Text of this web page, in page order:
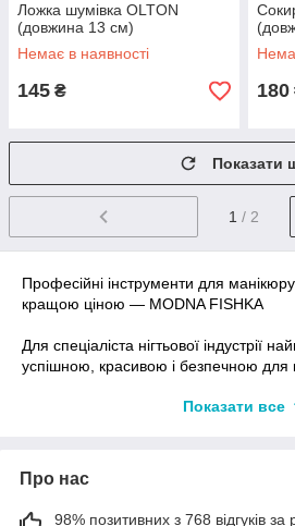
Ложка шумівка OLTON
(довжина 13 см)
Немає в наявності
145 ₴ 180
Показати
1 / 2
Професійні інструменти для манікюру
кращою ціною — MODNA FISHKA
Для спеціаліста нігтьової індустрії
успішною, красивою і безпечною для
акуратно підготовлені нігті —
виготовлені виключно з високоякісної
обробкою, заточені за спеціальною
інструмент регулярно піддається
Показати все
Про нас
98% позитивних з 768 відгуків за